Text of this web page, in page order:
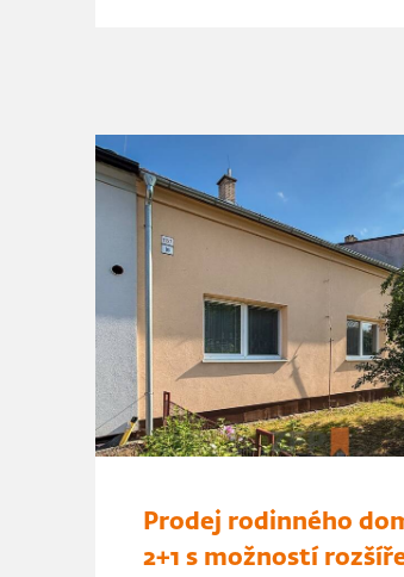
Prodej rodinného
2+1 s možností